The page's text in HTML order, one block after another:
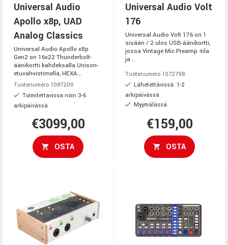
Universal Audio
Apollo x8p, UAD
Analog Classics
Universal Audio Apollo x8p
Gen2 on 16x22 Thunderbolt-
äänikortti kahdeksalla Unison-
etuvahvistimella, HEXA...
Tuotenumero 1087200
Toimitettavissa noin 3-6
arkipäivässä
€3099,00
OSTA
Universal Audio Volt
176
Universal Audio Volt 176 on 1
sisään / 2 ulos USB-äänikortti,
jossa Vintage Mic Preamp -tila
ja...
Tuotenumero 1072798
Lähetettävissä: 1-2
arkipäivässä
Myymälässä
€159,00
OSTA